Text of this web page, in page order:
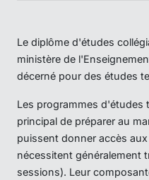
Le diplôme d'études
ministère de
décerné pour des études
Les programmes
principal de préparer au
puissent donner accès
nécessitent généralement
sessions). Leur